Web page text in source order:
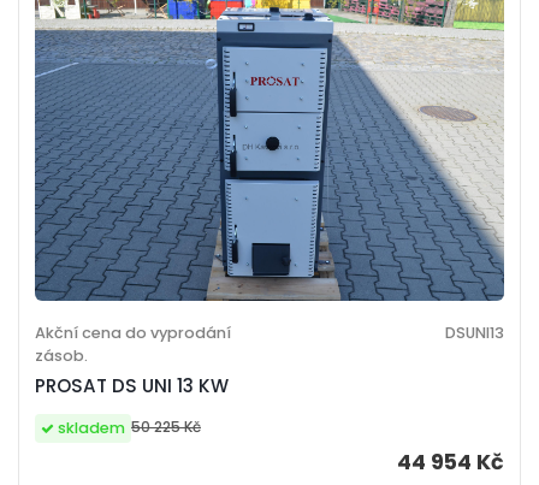
PROSAT DS UNI 13 KW
Akční cena do vyprodání
zásob.
DSUNI13
50 225 Kč
44 954 Kč
skladem